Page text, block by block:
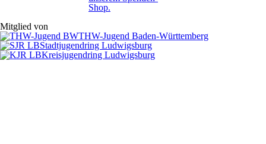
Mitglied von
THW-Jugend Baden-Württemberg
Stadtjugendring Ludwigsburg
Kreisjugendring Ludwigsburg